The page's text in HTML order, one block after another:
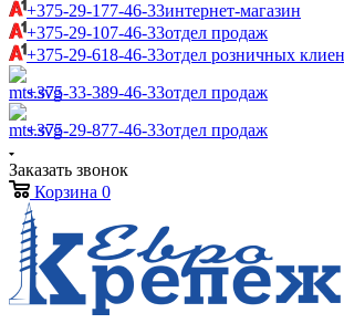
+375-29-177-46-33интернет-магазин
+375-29-107-46-33отдел продаж
+375-29-618-46-33отдел розничных
+375-33-389-46-33отдел продаж
+375-29-877-46-33отдел продаж
Заказать звонок
Корзина 0